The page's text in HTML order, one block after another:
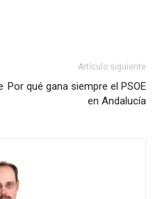
Artículo siguiente
Por qué gana siempre el PSOE
en Andalucía